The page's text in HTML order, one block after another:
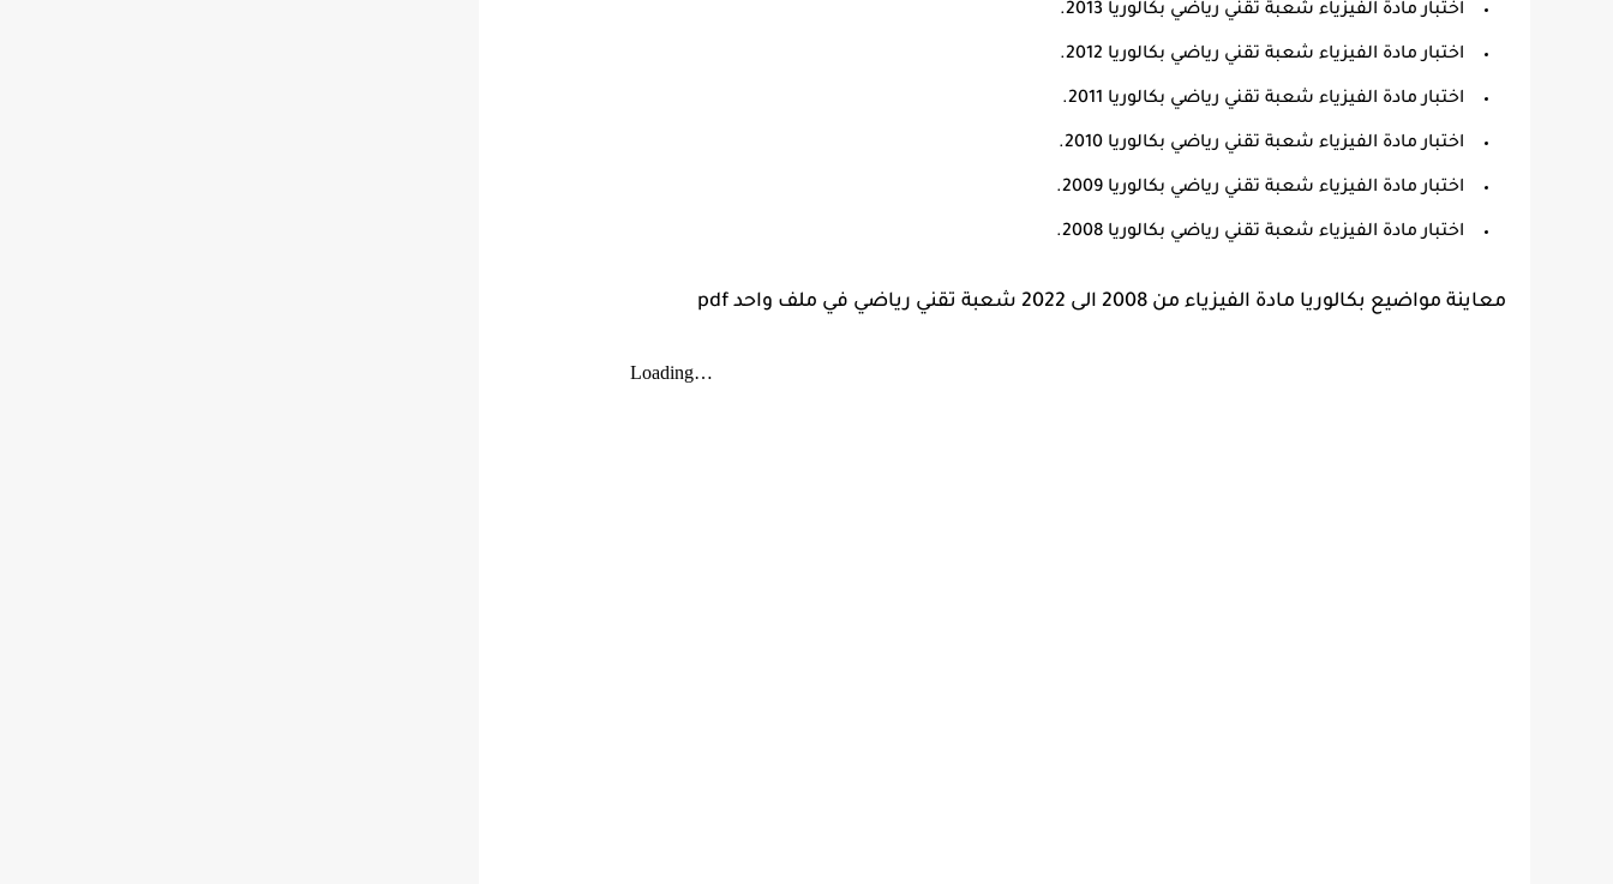
اختبار مادة الفيزياء شعبة تقني رياضي بكالوريا 2013.
اختبار مادة الفيزياء شعبة تقني رياضي بكالوريا 2012.
اختبار مادة الفيزياء شعبة تقني رياضي بكالوريا 2011.
اختبار مادة الفيزياء شعبة تقني رياضي بكالوريا 2010.
اختبار مادة الفيزياء شعبة تقني رياضي بكالوريا 2009.
اختبار مادة الفيزياء شعبة تقني رياضي بكالوريا 2008.
معاينة مواضيع بكالوريا مادة الفيزياء من 2008 الى 2022 شعبة تقني رياضي في ملف واحد pdf